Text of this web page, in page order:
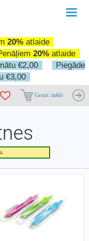
20%atlaide
20% atlaide
€2,00
Piegāde
€3,00
Grozs: tukšs